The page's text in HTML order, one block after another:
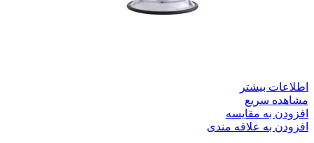
اطلاعات بیشتر
مشاهده سریع
افزودن به مقایسه
افزودن به علاقه مندی